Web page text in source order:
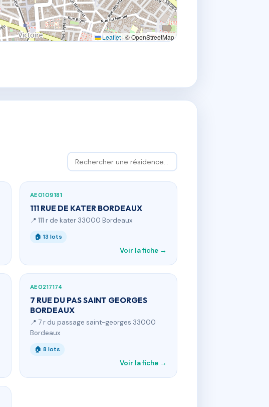
Leaflet |© OpenStreetMap
AE0109181
111 RUE DE KATER BORDEAUX
📍 111 r de kater 33000 Bordeaux
🏠 13 lots
Voir la fiche →
AE0217174
7 RUE DU PAS SAINT GEORGES
BORDEAUX
📍 7 r du passage saint-georges 33000
Bordeaux
🏠 8 lots
Voir la fiche →